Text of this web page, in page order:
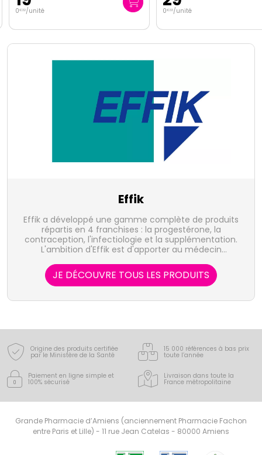
0€32/unité 0€33/unité
Effik
Effik a développé une gamme complète de produits
répartis en 4 franchises : la progestérone, la
contraception, l'infectiologie et la supplémentation.
L'ambition d'Effik est d'apporter au médecin
charge de ses patientes.
JE DÉCOUVRE TOUS LES PRODUITS
Origine des produits certifiée
par le Ministère de la Santé
15 000 références à bas prix
toute l’année
Paiement en ligne simple et
100% sécurisé
Livraison dans toute la
France métropolitaine
Grande Pharmacie d’Amiens (anciennement Pharmacie Fachon
entre Paris et Lille) - 11 rue Jean Catelas - 80000 Amiens